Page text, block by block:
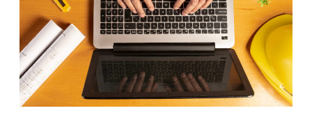
Web
nel
2026:
Guida
Completa